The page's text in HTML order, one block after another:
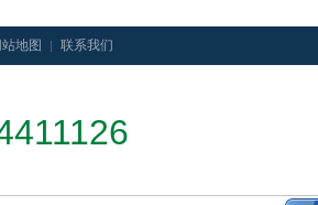
站地图 联系我们